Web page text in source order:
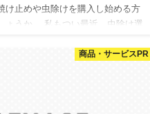
け止めや虫除けを購入し始める方
ょうか。 私もつい最近、虫除け選
商品・サービスPR